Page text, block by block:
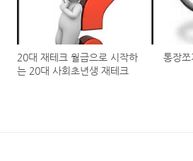
20대 재테크 월급으로 시작하
는 20대 사회초년생 재테크
통장